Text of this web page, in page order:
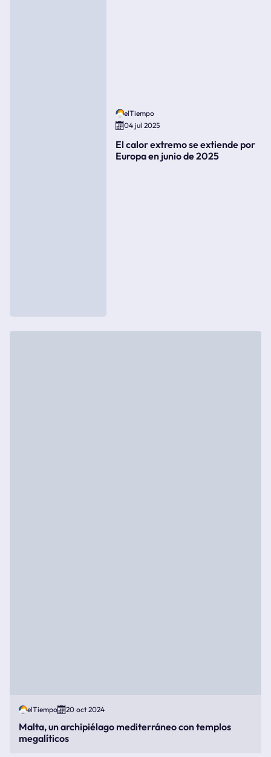
elTiempo
04 jul 2025
El calor extremo se extiende por
Europa en junio de 2025
elTiempo 20 oct 2024
Malta, un archipiélago mediterráneo con templos
megalíticos